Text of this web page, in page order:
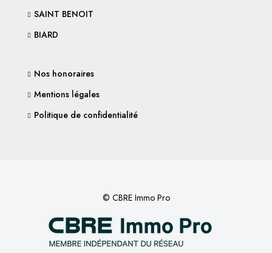
SAINT BENOIT
BIARD
Nos honoraires
Mentions légales
Politique de confidentialité
© CBRE Immo Pro